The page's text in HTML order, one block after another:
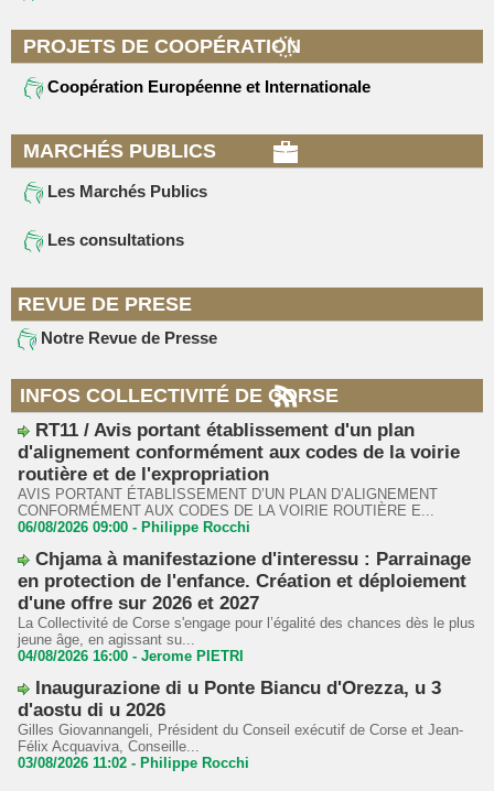
PROJETS DE COOPÉRATION
Coopération Européenne et Internationale
MARCHÉS PUBLICS
Les Marchés Publics
Les consultations
REVUE DE PRESE
Notre Revue de Presse
INFOS COLLECTIVITÉ DE CORSE
RT11 / Avis portant établissement d'un plan
d'alignement conformément aux codes de la voirie
routière et de l'expropriation
AVIS PORTANT ÉTABLISSEMENT D’UN PLAN D’ALIGNEMENT
CONFORMÉMENT AUX CODES DE LA VOIRIE ROUTIÈRE E...
06/08/2026 09:00 - Philippe Rocchi
Chjama à manifestazione d'interessu : Parrainage
en protection de l'enfance. Création et déploiement
d'une offre sur 2026 et 2027
La Collectivité de Corse s'engage pour l’égalité des chances dès le plus
jeune âge, en agissant su...
04/08/2026 16:00 - Jerome PIETRI
Inaugurazione di u Ponte Biancu d'Orezza, u 3
d'aostu di u 2026
Gilles Giovannangeli, Président du Conseil exécutif de Corse et Jean-
Félix Acquaviva, Conseille...
03/08/2026 11:02 - Philippe Rocchi